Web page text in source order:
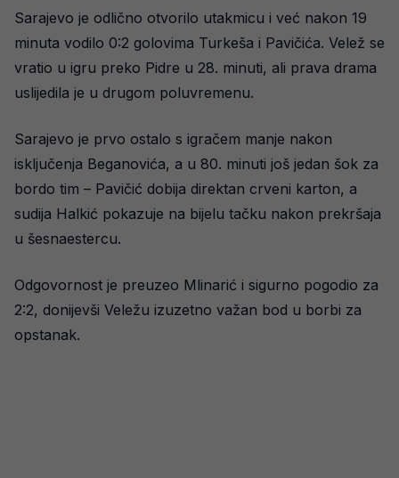
Sarajevo je odlično otvorilo utakmicu i već nakon 19
minuta vodilo 0:2 golovima Turkeša i Pavičića. Velež se
vratio u igru preko Pidre u 28. minuti, ali prava drama
uslijedila je u drugom poluvremenu.
Sarajevo je prvo ostalo s igračem manje nakon
isključenja Beganovića, a u 80. minuti još jedan šok za
bordo tim – Pavičić dobija direktan crveni karton, a
sudija Halkić pokazuje na bijelu tačku nakon prekršaja
u šesnaestercu.
Odgovornost je preuzeo Mlinarić i sigurno pogodio za
2:2, donijevši Veležu izuzetno važan bod u borbi za
opstanak.